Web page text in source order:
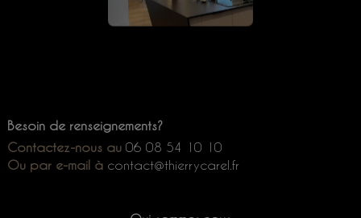
Besoin de renseignements?
Contactez-nous au06 08 54 10 10
Ou par e-mail à contact@thierrycarel.fr